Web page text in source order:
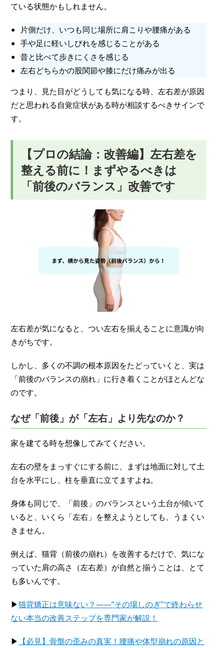
ている状態かもしれません。
片側だけ、いつも同じ場所に肩こりや腰痛がある
手や足に軽いしびれを感じることがある
昔と比べて歩きにくさを感じる
左右どちらかの股関節や膝にだけ痛みが出る
つまり、見た目がどうしても気になる時、左右差が原因
だと思われる自覚症状がある時が相談するべきサインで
す。
【プロの結論：改善編】左右差を
整える前に！まずやるべきは
「前後のバランス」改善です
左右差が気になると、つい左右を揃えることに意識が向
きがちです。
しかし、多くの不調の根本原因をたどっていくと、実は
「前後のバランスの崩れ」に行き着くことがほとんどな
のです。
なぜ「前後」が「左右」より先なのか？
家を建てる時を想像してみてください。
左右の壁をまっすぐにする前に、まずは地面に対して土
台を水平にし、柱を垂直に立てますよね。
身体も同じで、「前後」のバランスという土台が傾いて
いると、いくら「左右」を整えようとしても、うまくい
きません。
例えば、猫背（前後の崩れ）を改善するだけで、気にな
っていた肩の高さ（左右差）が自然と揃うことは、とて
も多いんです。
▶猫背矯正は意味ない？――“その場しのぎ”で終わらせ
ない本当の改善ステップを専門家が解説！
▶ 【必見】骨盤の歪みの真実！腰痛や体型崩れの原因と